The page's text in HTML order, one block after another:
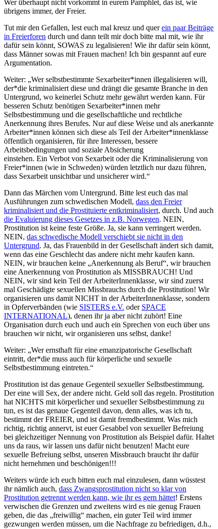
Wer überhaupt nicht vorkommt in eurem Pamphlet, das ist, wie
übrigens immer, der Freier.
Tut mir den Gefallen, lest euch mal kreuz und querein paar Beiträge
in Freierforen durch und dann teilt mir doch bitte mal mit, wie ihr
dafür sein könnt, SOWAS zu legalisieren! Wie ihr dafür sein könnt,
dass Männer sowas mit Frauen machen! Ich bin gespannt auf eure
Argumentation.
Weiter: „Wer selbstbestimmte Sexarbeiter*innen illegalisieren will,
der*die kriminalisiert diese und drängt die gesamte Branche in den
Untergrund, wo keinerlei Schutz mehr gewährt werden kann. Für
besseren Schutz benötigen Sexarbeiter*innen mehr
Selbstbestimmung und die gesellschaftliche und rechtliche
Anerkennung ihres Berufes. Nur auf diese Weise und als anerkannte
Arbeiter*innen können sich diese als Teil der Arbeiter*innenklasse
öffentlich organisieren, für ihre Interessen, bessere
Arbeitsbedingungen und soziale Absicherung
einstehen. Ein Verbot von Sexarbeit oder die Kriminalisierung von
Freier*innen (wie in Schweden) würden letztlich nur dazu führen,
dass Sexarbeit unsichtbar und unsicherer wird.“
Dann das Märchen vom Untergrund. Bitte lest euch das mal
Ausführungen zum schwedischen Modell, dass den Freier
kriminalisiert und die Prostituierte entkriminalisiert, durch. Und auch
die Evaluierung dieses Gesetzes in z.B. Norwegen. NEIN,
Prostitution ist keine feste Größe. Ja, sie kann verringert werden.
NEIN, das schwedische Modell verschiebt sie nicht in den
Untergrund. Ja, das Frauenbild in der Gesellschaft ändert sich damit,
wenn das eine Geschlecht das andere nicht mehr kaufen kann.
NEIN, wir brauchen keine „Anerkennung als Beruf“, wir brauchen
eine Anerkennung von Prostitution als MISSBRAUCH! Und
NEIN, wir sind kein Teil der ArbeiterInnenklasse, wir sind zuerst
mal Geschädigte sexuellen Missbrauchs durch die Prostitution! Wir
organisieren uns damit NICHT in der ArbeiterInnenklasse, sondern
in Opferverbänden (wie SISTERS e.V. oder SPACE
INTERNATIONAL), denen ihr ja aber nicht zuhört! Eine
Organisation durch euch und auch ein Sprechen von euch über uns
brauchen wir nicht, wir organisieren uns selbst, danke!
Weiter: „Wer ernsthaft für eine emanzipatorische Gesellschaft
eintritt, der*die muss auch für körperliche und sexuelle
Selbstbestimmung eintreten.“
Prostitution ist das genaue Gegenteil sexueller Selbstbestimmung.
Der eine will Sex, der andere nicht. Geld soll das regeln. Prostitution
hat NICHTS mit körperlicher und sexueller Selbstbestimmung zu
tun, es ist das genaue Gegenteil davon, denn alles, was ich tu,
bestimmt der FREIER, und ist damit fremdbestimmt. Was mich
richtig, richtig annervt, ist euer Gesabbel von sexueller Befreiung
bei gleichzeitiger Nennung von Prostitution als Beispiel dafür. Haltet
uns da raus, wir lassen uns dafür nicht benutzen! Macht eure
sexuelle Befreiung selbst, unseren Missbrauch braucht ihr dafür
nicht hernehmen und beschönigen!!!
Weiters würde ich euch bitten euch mal einzulesen, dann wüsstest
ihr nämlich auch, dass Zwangsprostitution nicht so klar von
Prostitution getrennt werden kann, wie ihr es gern hättet! Erstens
verwischen die Grenzen und zweitens wird es nie genug Frauen
geben, die das „freiwillig“ machen, ein guter Teil wird immer
gezwungen werden müssen, um die Nachfrage zu befriedigen, d.h.,